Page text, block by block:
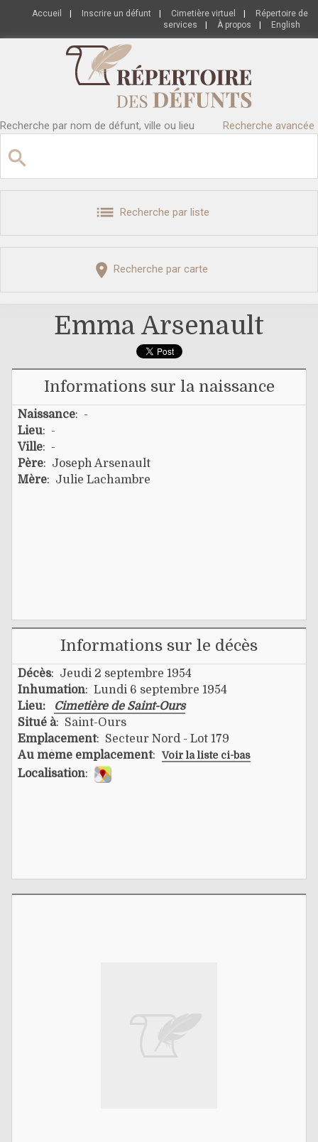
Accueil Inscrire un défunt Cimetière virtuel
Répertoire de
services
À propos English
Recherche par nom de défunt, ville ou lieu Recherche avancée
Recherche par liste
Recherche par carte
Emma Arsenault
Informations sur la naissance
Naissance: -
Lieu: -
Ville: -
Père: Joseph Arsenault
Mère: Julie Lachambre
Informations sur le décès
Décès: Jeudi 2 septembre 1954
Inhumation: Lundi 6 septembre 1954
Lieu:
Cimetière de Saint-Ours
Situé à: Saint-Ours
Emplacement: Secteur Nord - Lot 179
Au même emplacement: Voir la liste ci-bas
Localisation: